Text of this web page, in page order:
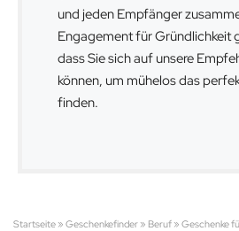
und jeden Empfänger
Engagement für Gründlichkeit
dass Sie sich auf unsere
können, um mühelos das
finden.
Startseite » Geschenkefinder » Beruf » Geschenke